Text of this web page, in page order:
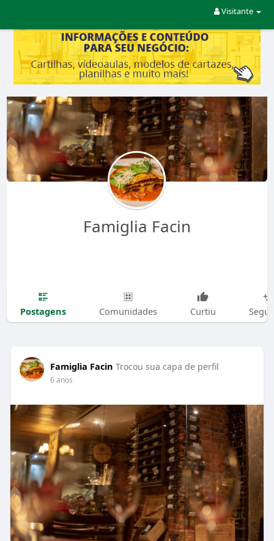
Visitante
Famiglia Facin
Postagens Comunidades Curtiu
Famiglia Facin Trocou sua capa de perfil
6 anos